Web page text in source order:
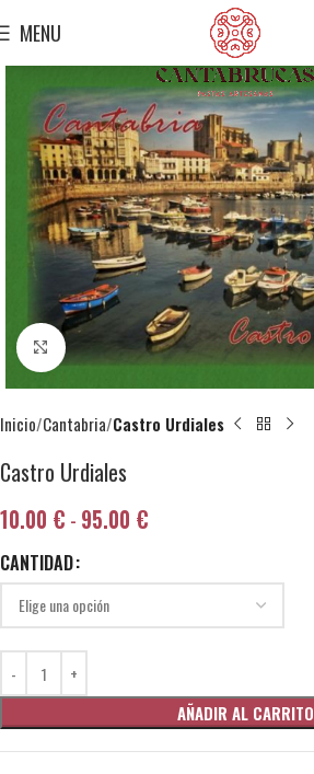
MENU
Click to enlarge
Inicio Cantabria Castro Urdiales
Castro Urdiales
10.00 € - 95.00 €
CANTIDAD
AÑADIR AL CARRITO